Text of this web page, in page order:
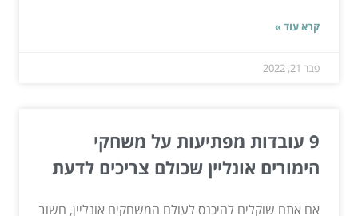
קרא עוד »
פבר 21, 2022
9 עובדות מפתיעות על משחקי
הימורים אונליין שכולם צריכים לדעת
אם אתם שוקלים להיכנס לעולם המשחקים אונליין, חשוב